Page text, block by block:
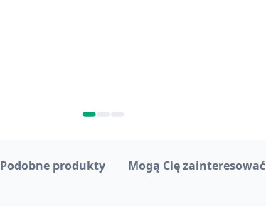
Podobne produkty Mogą Cię zainteresować